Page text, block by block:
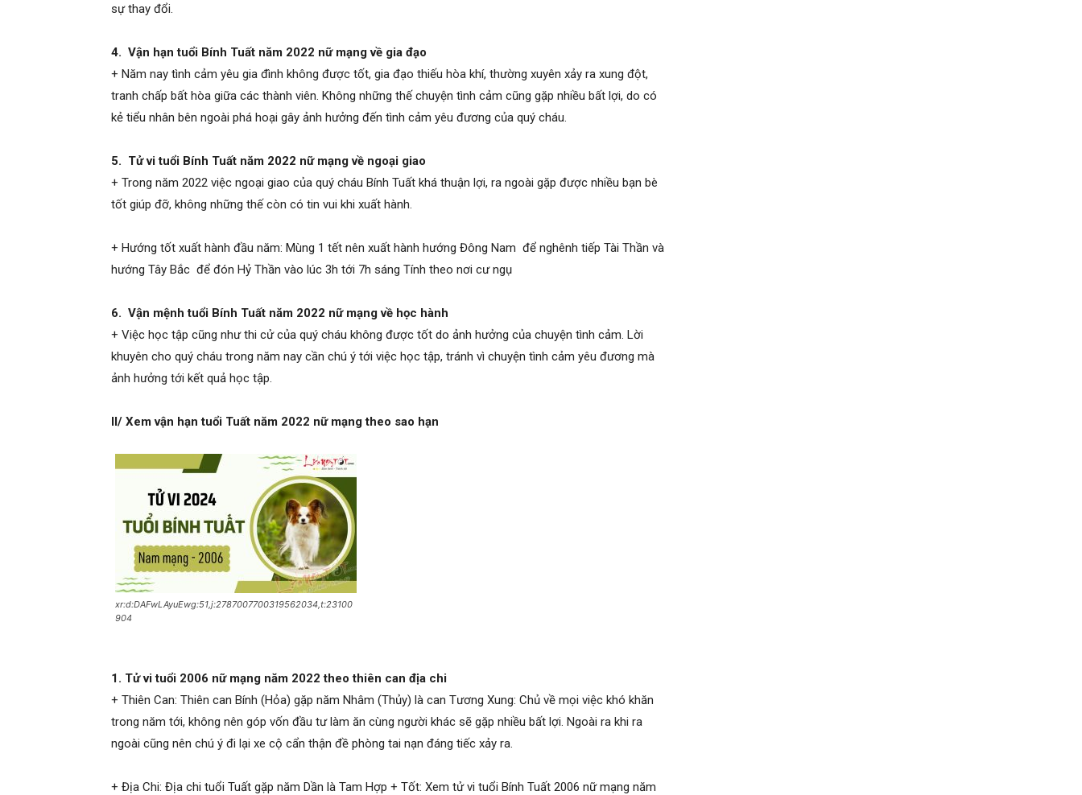
sự thay đổi.
4. Vận hạn tuổi Bính Tuất năm 2022 nữ mạng về gia đạo
+ Năm nay tình cảm yêu gia đình không được tốt, gia đạo thiếu hòa khí, thường xuyên xảy ra xung đột,
tranh chấp bất hòa giữa các thành viên. Không những thế chuyện tình cảm cũng gặp nhiều bất lợi, do có
kẻ tiểu nhân bên ngoài phá hoại gây ảnh hưởng đến tình cảm yêu đương của quý cháu.
5. Tử vi tuổi Bính Tuất năm 2022 nữ mạng về ngoại giao
+ Trong năm 2022 việc ngoại giao của quý cháu Bính Tuất khá thuận lợi, ra ngoài gặp được nhiều bạn bè
tốt giúp đỡ, không những thế còn có tin vui khi xuất hành.
+ Hướng tốt xuất hành đầu năm: Mùng 1 tết nên xuất hành hướng Đông Nam để nghênh tiếp Tài Thần và
hướng Tây Bắc để đón Hỷ Thần vào lúc 3h tới 7h sáng Tính theo nơi cư ngụ
6. Vận mệnh tuổi Bính Tuất năm 2022 nữ mạng về học hành
+ Việc học tập cũng như thi cử của quý cháu không được tốt do ảnh hưởng của chuyện tình cảm. Lời
khuyên cho quý cháu trong năm nay cần chú ý tới việc học tập, tránh vì chuyện tình cảm yêu đương mà
ảnh hưởng tới kết quả học tập.
II/ Xem vận hạn tuổi Tuất năm 2022 nữ mạng theo sao hạn
xr:d:DAFwLAyuEwg:51,j:2787007700319562034,t:23100
904
1. Tử vi tuổi 2006 nữ mạng năm 2022 theo thiên can địa chi
+ Thiên Can: Thiên can Bính (Hỏa) gặp năm Nhâm (Thủy) là can Tương Xung: Chủ về mọi việc khó khăn
trong năm tới, không nên góp vốn đầu tư làm ăn cùng người khác sẽ gặp nhiều bất lợi. Ngoài ra khi ra
ngoài cũng nên chú ý đi lại xe cộ cẩn thận đề phòng tai nạn đáng tiếc xảy ra.
+ Địa Chi: Địa chi tuổi Tuất gặp năm Dần là Tam Hợp + Tốt: Xem tử vi tuổi Bính Tuất 2006 nữ mạng năm